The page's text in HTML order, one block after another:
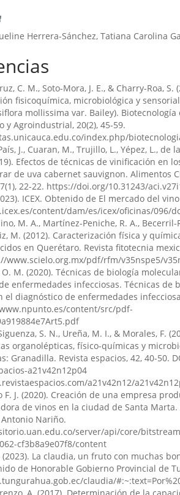
Herrera-Sánchez, Tatiana Carolina
y calidad en la cadena de valor de
Revista Científica Enfoques del
revistacec/v1/n4/23
Patiño-Uyaguari, Juan Manuel
Castro-Landin (2024)
y seguridad alimentaria en
Revista Científica Enfoques del
revistacec/v1/n3/21
Patiño-Uyaguari
(2025)
y transferencia tecnológica en
sostenibles. Revista de Investigación
revinvlid/v2/n3/37
Guamán-Rivera, Clara Isabel Ruiz-
Fumero (2024)
y gestión eficiente de recursos
Revista Científica Enfoques del
revistacec/v1/n4/22
C. M., Soto-Mora, J. E., & Charry-Roa, S.
fisicoquímica, microbiológica y
mollissima var. Bailey). Biotecnología
y Agroindustrial, 20(2), 45-59.
index.php/
J., Cuaran, M., Trujillo, L., Yépez, L., de
Efectos de técnicas de vinificación en
de uva cabernet sauvignon. Alimentos
22-22. https://doi.org/10.31243/
ICEX. Obtenido de El mercado del
content/dam/es/icex/oficinas/096/
M. A., Martínez-Peniche, R. A., Becerril-
M. (2012). Caracterización física y
en Querétaro. Revista fitotecnia
www.scielo.org.mx/pdf/rfm/v35nspe5/
M. (2020). Técnicas de biología
enfermedades infecciosas. Técnicas de
el diagnóstico de enfermedades
content/src/pdf-
S. N., Ureña, M. I., & Morales, F.
organolépticas, físico-químicas y
Granadilla. Revista espacios, 42, 40-50.
a21v42n12p04
a21v42n12/
F. J. (2020). Creación de una empresa
de vinos en la ciudad de Santa
Nariño.
server/api/core/
cf3b8a9e07f8/content
(2023). La claudia, un fruto con muchas
de Honorable Gobierno Provincial de
claudia/